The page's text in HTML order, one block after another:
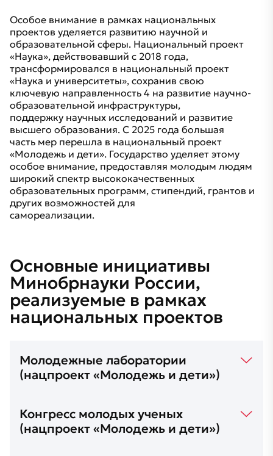
Особое внимание в рамках национальных
проектов уделяется развитию научной и
образовательной сферы. Национальный проект
«Наука», действовавший с 2018 года,
трансформировался в национальный проект
«Наука и университеты», сохранив свою
ключевую направленность 4 на развитие научно-
образовательной инфраструктуры,
поддержку научных исследований и развитие
высшего образования. С 2025 года большая
часть мер перешла в национальный проект
«Молодежь и дети». Государство уделяет этому
особое внимание, предоставляя молодым людям
широкий спектр высококачественных
образовательных программ, стипендий, грантов и
других возможностей для
самореализации.
Основные инициативы
Минобрнауки России,
реализуемые в рамках
национальных проектов
Молодежные лаборатории
(нацпроект «Молодежь и дети»)
Конгресс молодых ученых
(нацпроект «Молодежь и дети»)